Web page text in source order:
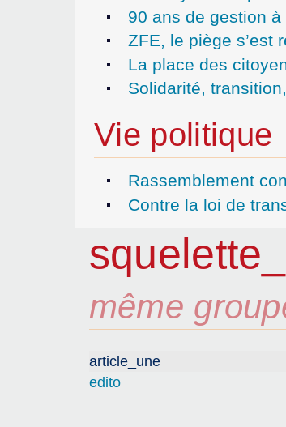
90 ans de gestion
ZFE, le piège s’est
La place des
Solidarité,
Vie politique
Rassemblement
Contre la loi de
même
article_une
edito